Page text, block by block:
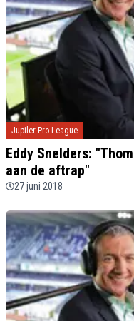
Jupiler Pro League
Eddy Snelders:
aan de aftrap"
27 juni 2018